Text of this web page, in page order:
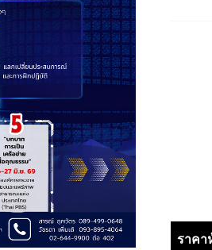
ราค